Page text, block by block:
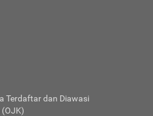
Terdaftar dan Diawasi